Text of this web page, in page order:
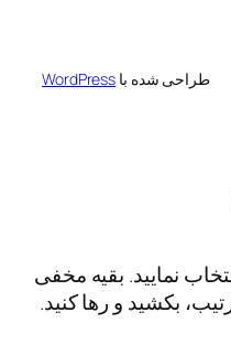
طراحی شده با WordPress
نمایید. بقیه مخفی
بکشید و رها کنید.